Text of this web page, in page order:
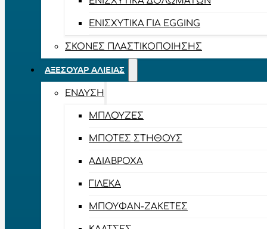
ΕΝΙΣΧΥΤΙΚΆ ΓΙΑ EGGING
ΣΚΌΝΕΣ ΠΛΑΣΤΙΚΟΠΟΊΗΣΗΣ
ΑΞΕΣΟΥΆΡ ΑΛΙΕΊΑΣ
ΈΝΔΥΣΗ
ΜΠΛΟΎΖΕΣ
ΜΠΌΤΕΣ ΣΤΉΘΟΥΣ
ΑΔΙΆΒΡΟΧΑ
ΓΙΛΈΚΑ
ΜΠΟΥΦΆΝ-ΖΑΚΈΤΕΣ